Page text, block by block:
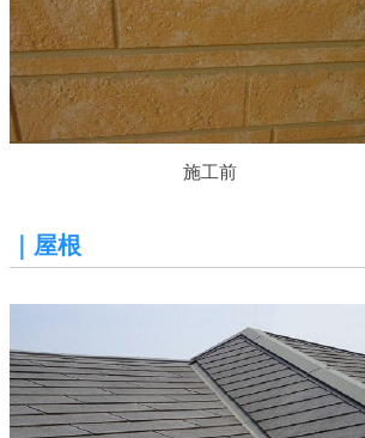
施工前
｜屋根